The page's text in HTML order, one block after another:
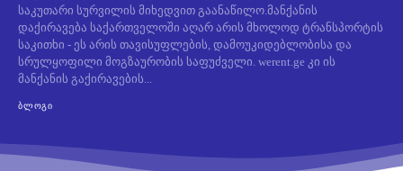
საკუთარი სურვილის მიხედვით გაანაწილო.მანქანის
დაქირავება საქართველოში აღარ არის მხოლოდ ტრანსპორტის
საკითხი - ეს არის თავისუფლების, დამოუკიდებლობისა და
სრულყოფილი მოგზაურობის საფუძველი. werent.ge კი ის
მანქანის გაქირავების...
ᲑᲚᲝᲒᲘ